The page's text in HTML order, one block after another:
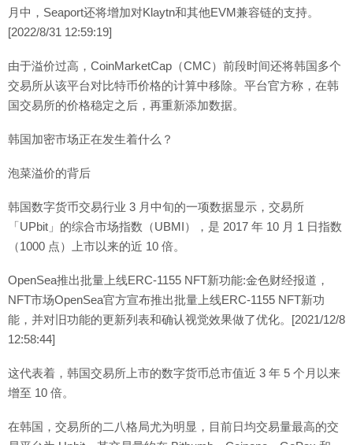
月中，Seaport还将增加对Klaytn和其他EVM兼容链的支持。
[2022/8/31 12:59:19]
由于溢价过高，CoinMarketCap（CMC）前段时间还将韩国多个
交易所从该平台对比特币价格的计算中移除。平台官方称，在韩
国交易所的价格稳定之后，再重新添加数据。
韩国加密市场正在发生着什么？
泡菜溢价的背后
韩国数字货币交易行业 3 月中旬的一项数据显示，交易所
「UPbit」的综合市场指数（UBMI），是 2017 年 10 月 1 日指数
（1000 点）上市以来的近 10 倍。
OpenSea推出批量上线ERC-1155 NFT新功能:金色财经报道，
NFT市场OpenSea官方宣布推出批量上线ERC-1155 NFT新功
能，并对旧功能的更新列表和确认视觉效果做了优化。[2021/12/8
12:58:44]
这代表着，韩国交易所上市的数字货币总市值近 3 年 5 个月以来
增至 10 倍。
在韩国，交易所的二八格局尤为明显，目前日均交易量最高的交